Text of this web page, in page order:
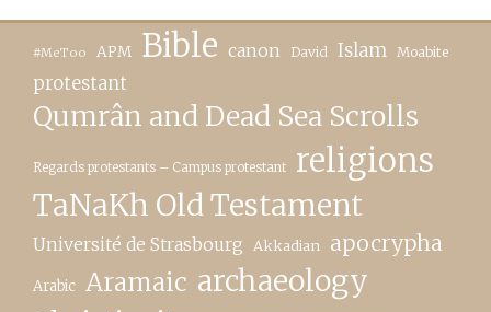
#MeToo APM Bible canon David Islam Moabite
protestant
Qumrân and Dead Sea Scrolls
Regards protestants – Campus protestant religions
TaNaKh Old Testament
Université de Strasbourg Akkadian apocrypha
Arabic Aramaic archaeology